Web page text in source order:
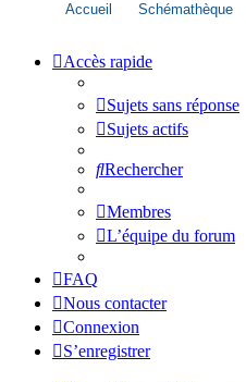
Accueil Schémathèque
Accès rapide
Sujets sans réponse
Sujets actifs
Rechercher
Membres
L’équipe du forum
FAQ
Nous contacter
Connexion
S’enregistrer